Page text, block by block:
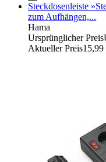
Steckdosenleiste
zum Aufhängen,...
Hama
Ursprünglicher Preis
Aktueller Preis15,99